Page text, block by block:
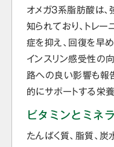
オメガ3系脂肪酸は
知られており、トレ
症を抑え、回復を早
インスリン感受性の
路への良い影響も報
的にサポートする栄
ビタミンとミネ
たんぱく質、脂質、